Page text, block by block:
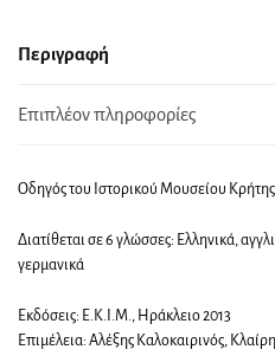
Περιγραφή
Επιπλέον πληροφορίες
Οδηγός του Ιστορικού Μουσείου Κρήτης
Διατίθεται σε 6 γλώσσες: Ελληνικά,
γερμανικά
Εκδόσεις: Ε.Κ.Ι.Μ., Ηράκλειο 2013
Επιμέλεια: Αλέξης Καλοκαιρινός,